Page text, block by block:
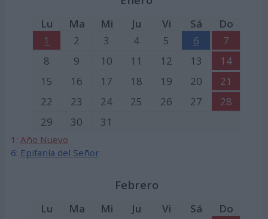
Lu Ma Mi Ju Vi Sá
Do
1
2 3 4 5 6
7
8
9 10 11 12 13
14
15
16 17 18 19 20
21
22
23 24 25 26 27
28
29
30 31
1: Año Nuevo
6: Epifanía del Señor
Febrero
Lu Ma Mi Ju Vi Sá
Do